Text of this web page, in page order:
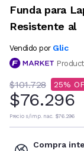
Funda para
Resistente al
Vendido por Glic
$101.728 25
$76.296
Precio s/imp. nac. $76.296
Compra